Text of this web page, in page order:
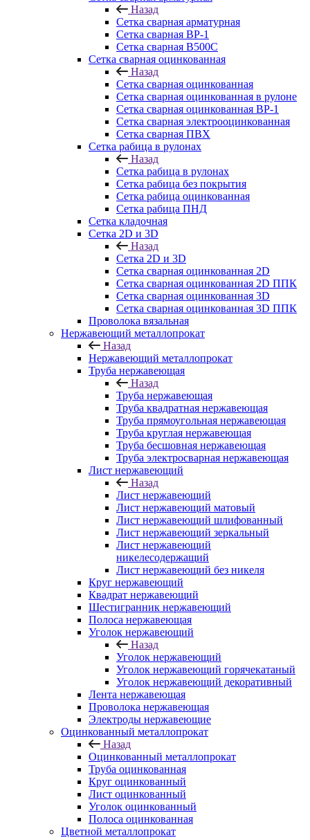
Назад
Сетка сварная арматурная
Сетка сварная ВР-1
Сетка сварная В500С
Сетка сварная оцинкованная
Назад
Сетка сварная оцинкованная
Сетка сварная оцинкованная в рулоне
Сетка сварная оцинкованная ВР-1
Сетка сварная электрооцинкованная
Сетка сварная ПВХ
Сетка рабица в рулонах
Назад
Сетка рабица в рулонах
Сетка рабица без покрытия
Сетка рабица оцинкованная
Сетка рабица ПНД
Сетка кладочная
Сетка 2D и 3D
Назад
Сетка 2D и 3D
Сетка сварная оцинкованная 2D
Сетка сварная оцинкованная 2D ППК
Сетка сварная оцинкованная 3D
Сетка сварная оцинкованная 3D ППК
Проволока вязальная
Нержавеющий металлопрокат
Назад
Нержавеющий металлопрокат
Труба нержавеющая
Назад
Труба нержавеющая
Труба квадратная нержавеющая
Труба прямоугольная нержавеющая
Труба круглая нержавеющая
Труба бесшовная нержавеющая
Труба электросварная нержавеющая
Лист нержавеющий
Назад
Лист нержавеющий
Лист нержавеющий матовый
Лист нержавеющий шлифованный
Лист нержавеющий зеркальный
Лист нержавеющий
никелесодержащий
Лист нержавеющий без никеля
Круг нержавеющий
Квадрат нержавеющий
Шестигранник нержавеющий
Полоса нержавеющая
Уголок нержавеющий
Назад
Уголок нержавеющий
Уголок нержавеющий горячекатаный
Уголок нержавеющий декоративный
Лента нержавеющая
Проволока нержавеющая
Электроды нержавеющие
Оцинкованный металлопрокат
Назад
Оцинкованный металлопрокат
Труба оцинкованная
Круг оцинкованный
Лист оцинкованный
Уголок оцинкованный
Полоса оцинкованная
Цветной металлопрокат